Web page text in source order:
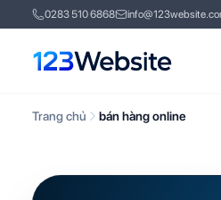
0283 510 6868
Trang chủ bán hàng online